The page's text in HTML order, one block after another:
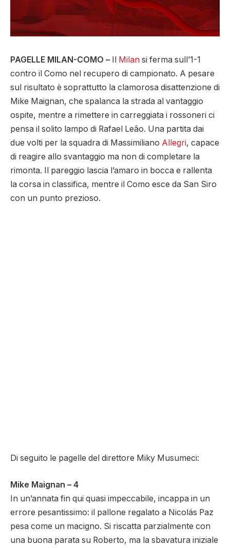
PAGELLE MILAN-COMO – Il Milan si ferma sull’1-1
contro il Como nel recupero di campionato. A pesare
sul risultato è soprattutto la clamorosa disattenzione di
Mike Maignan, che spalanca la strada al vantaggio
ospite, mentre a rimettere in carreggiata i rossoneri ci
pensa il solito lampo di Rafael Leão. Una partita dai
due volti per la squadra di Massimiliano Allegri, capace
di reagire allo svantaggio ma non di completare la
rimonta. Il pareggio lascia l’amaro in bocca e rallenta
la corsa in classifica, mentre il Como esce da San Siro
con un punto prezioso.
Di seguito le pagelle del direttore Miky Musumeci:
Mike Maignan – 4
In un’annata fin qui quasi impeccabile, incappa in un
errore pesantissimo: il pallone regalato a Nicolás Paz
pesa come un macigno. Si riscatta parzialmente con
una buona parata su Roberto, ma la sbavatura iniziale